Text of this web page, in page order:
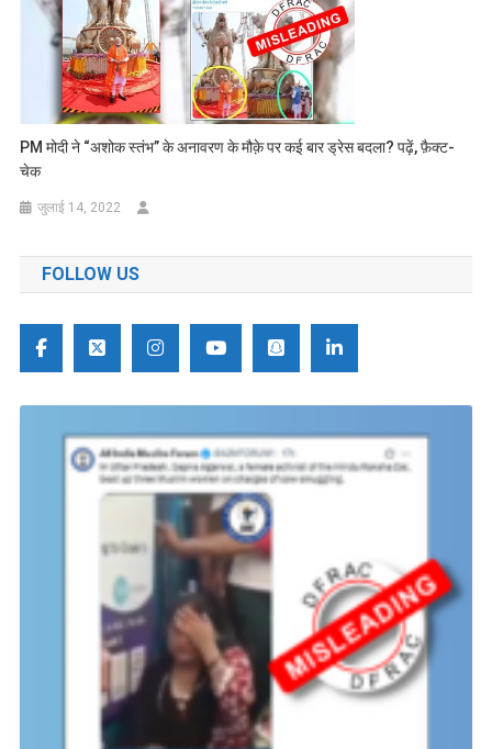
PM मोदी ने “अशोक स्तंभ” के अनावरण के मौक़े पर कई बार ड्रेस बदला? पढ़ें, फ़ैक्ट-
चेक
जुलाई 14, 2022
FOLLOW US